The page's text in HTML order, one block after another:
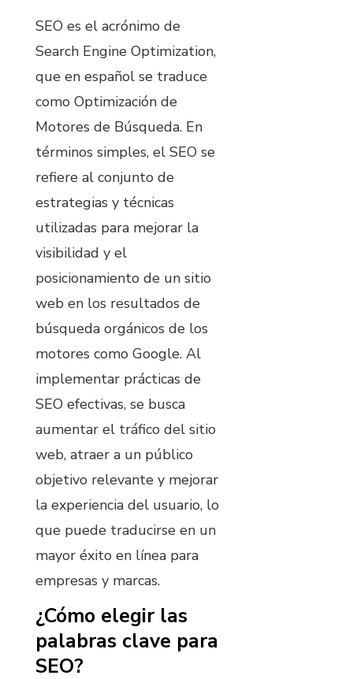
SEO es el acrónimo de
Search Engine Optimization,
que en español se traduce
como Optimización de
Motores de Búsqueda. En
términos simples, el SEO se
refiere al conjunto de
estrategias y técnicas
utilizadas para mejorar la
visibilidad y el
posicionamiento de un sitio
web en los resultados de
búsqueda orgánicos de los
motores como Google. Al
implementar prácticas de
SEO efectivas, se busca
aumentar el tráfico del sitio
web, atraer a un público
objetivo relevante y mejorar
la experiencia del usuario, lo
que puede traducirse en un
mayor éxito en línea para
empresas y marcas.
¿Cómo elegir las
palabras clave para
SEO?